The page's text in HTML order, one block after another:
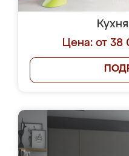
Цена: от 38